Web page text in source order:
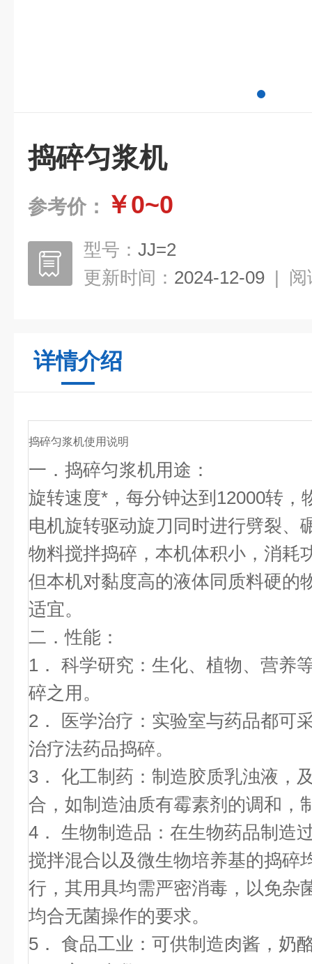
捣碎匀浆机
参考价： ￥0~0
型号： JJ=2
更新时间： 2024-12-09 | 阅
详情介绍
捣碎匀浆机使用说明
一． 捣碎匀浆机用途：
旋转速度*，每分钟达到12000转，
电机旋转驱动旋刀同时进行劈裂、
物料搅拌捣碎，本机体积小，消耗
但本机对黏度高的液体同质料硬的
适宜。
二．性能：
1． 科学研究：生化、植物、营养
碎之用。
2． 医学治疗：实验室与药品都可
治疗法药品捣碎。
3． 化工制药：制造胶质乳浊液，
合，如制造油质有霉素剂的调和，
4． 生物制造品：在生物药品制造
搅拌混合以及微生物培养基的捣碎
行，其用具均需严密消毒，以免杂
均合无菌操作的要求。
5． 食品工业：可供制造肉酱，奶